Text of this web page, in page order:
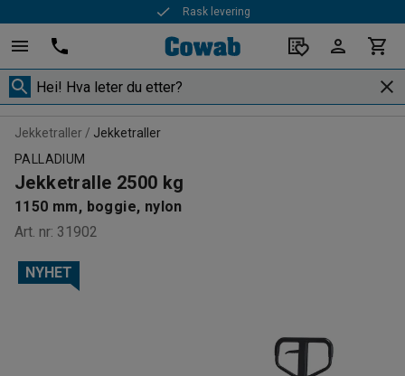
Rask levering
Jekketraller
Jekketraller
PALLADIUM
Jekketralle 2500 kg
1150 mm, boggie, nylon
Art. nr: 31902
NYHET